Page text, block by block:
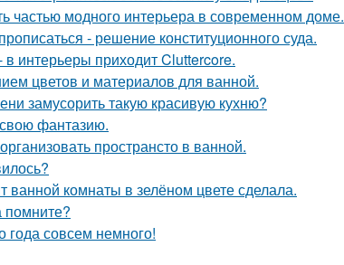
частью модного интерьера в современном доме.
- решение конституционного суда.
интерьеры приходит Cluttercore.
цветов и материалов для ванной.
замусорить такую красивую кухню?
фантазию.
пространсто в ванной.
ванной комнаты в зелёном цвете сделала.
помните?
совсем немного!